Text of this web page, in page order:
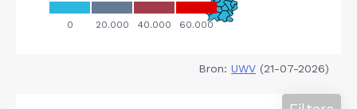
Bron: UWV (21-07-2026)